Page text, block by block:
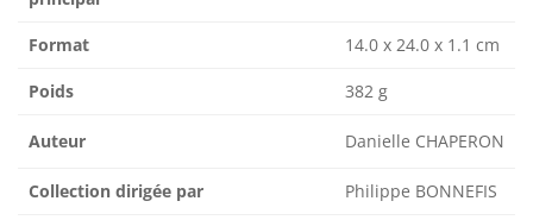
Format 14.0 x 24.0 x 1.1 cm
Poids 382 g
Auteur Danielle CHAPERON
Collection dirigée par Philippe BONNEFIS